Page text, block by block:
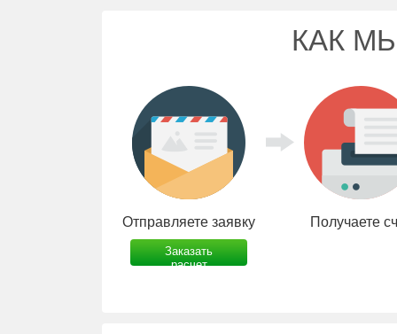
КАК
Отправляете заявку
Заказать
расчет
Получаете